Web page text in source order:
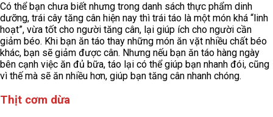
Có thể bạn chưa biết nhưng trong danh sách thực phẩm dinh
dưỡng, trái cây tăng cân hiện nay thì trái táo là một món khá “linh
hoạt”, vừa tốt cho người tăng cân, lại giúp ích cho người cần
giảm béo. Khi bạn ăn táo thay những món ăn vặt nhiều chất béo
khác, bạn sẽ giảm được cân. Nhưng nếu bạn ăn táo hàng ngày
bên cạnh việc ăn đủ bữa, táo lại có thể giúp bạn nhanh đói, cũng
vì thế mà sẽ ăn nhiều hơn, giúp bạn tăng cân nhanh chóng.
Thịt cơm dừa